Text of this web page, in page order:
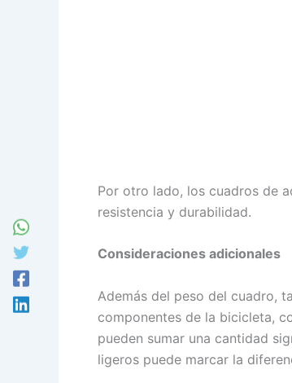
Por otro lado, los cuadros de
resistencia y durabilidad.
Consideraciones adicionales
Además del peso del cuadro,
componentes de la bicicleta,
pueden sumar una cantidad
ligeros puede marcar la